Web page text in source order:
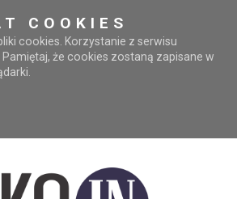
COOKIES
cookies. Korzystanie z serwisu
że cookies zostaną zapisane w